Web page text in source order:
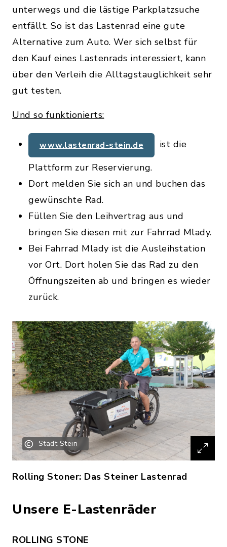
unterwegs und die lästige Parkplatzsuche
entfällt. So ist das Lastenrad eine gute
Alternative zum Auto. Wer sich selbst für
den Kauf eines Lastenrads interessiert, kann
über den Verleih die Alltagstauglichkeit sehr
gut testen.
Und so funktionierts:
www.lastenrad-stein.de
ist die
Plattform zur Reservierung.
Dort melden Sie sich an und buchen das
gewünschte Rad.
Füllen Sie den Leihvertrag aus und
bringen Sie diesen mit zur Fahrrad Mlady.
Bei Fahrrad Mlady ist die Ausleihstation
vor Ort. Dort holen Sie das Rad zu den
Öffnungszeiten ab und bringen es wieder
zurück.
Stadt Stein
Rolling Stoner: Das Steiner Lastenrad
Unsere E-Lastenräder
ROLLING STONE